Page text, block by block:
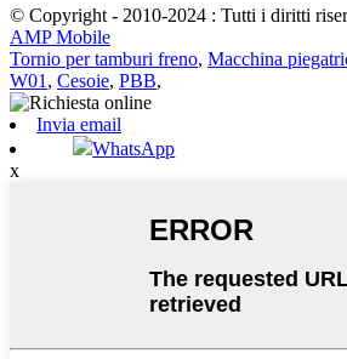
© Copyright - 2010-2024 : Tutti i diritti
AMP Mobile
Tornio per tamburi freno, Macchina
W01 , Cesoie, PBB,
Invia email
WhatsApp
x